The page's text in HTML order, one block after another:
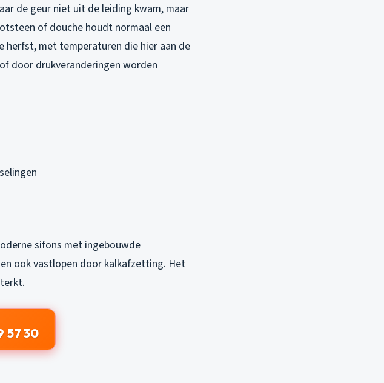
de geur niet uit de leiding kwam, maar
of douche houdt normaal een
met temperaturen die hier aan de
door drukveranderingen worden
sifons met ingebouwde
ook vastlopen door kalkafzetting. Het
57 30